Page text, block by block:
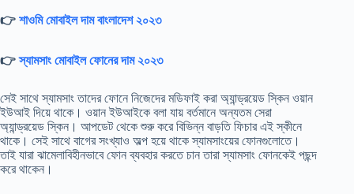
👉 শাওমি মোবাইল দাম বাংলাদেশ ২০২৩
👉স্যামসাং মোবাইল ফোনের দাম ২০২৩
সেই সাথে স্যামসাং তাদের ফোনে নিজেদের মডিফাই করা অ্যান্ড্রয়েড স্কিন ওয়ান
ইউআই দিয়ে থাকে। ওয়ান ইউআইকে বলা যায় বর্তমানে অন্যতম সেরা
অ্যান্ড্রয়েড স্কিন। আপডেট থেকে শুরু করে বিভিন্ন বাড়তি ফিচার এই স্কীনে
থাকে। সেই সাথে বাগের সংখ্যাও অল্প হয়ে থাকে স্যামসাংয়ের ফোনগুলোতে।
তাই যারা ঝামেলাবিহীনভাবে ফোন ব্যবহার করতে চান তারা স্যামসাং ফোনকেই পছন্দ
করে থাকেন।